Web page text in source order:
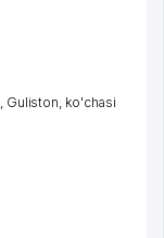
Guliston ko'chasi